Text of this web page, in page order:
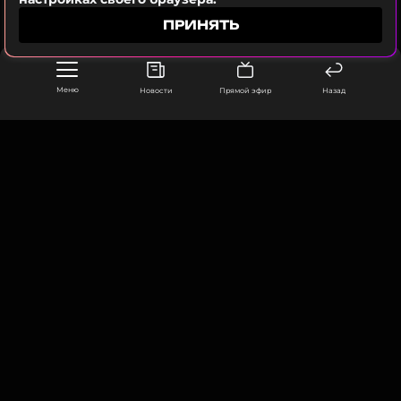
Меню Новости Прямой эфир Назад
Ранее мы писали о том, как Анастасия Костенко
выглядит после маммопластики – фото в
бикини.
ПРИНЯТЬ